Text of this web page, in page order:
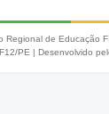
Regional de Educação
PE | Desenvolvido